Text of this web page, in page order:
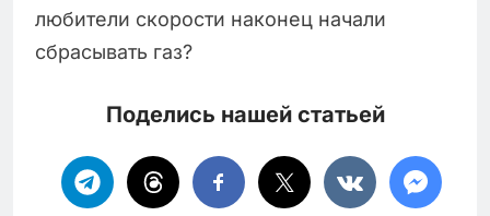
любители скорости наконец начали
сбрасывать газ?
Поделись нашей статьей